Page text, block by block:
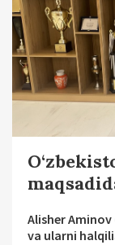
Alisher
va ularni